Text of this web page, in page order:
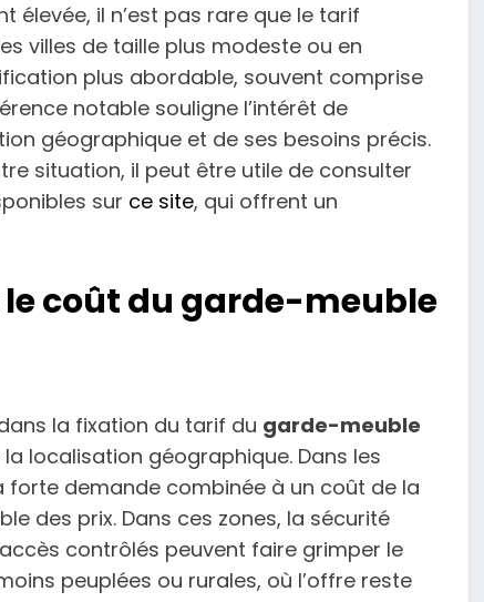
il n’est pas rare que le tarif
villes de taille plus modeste ou en
plus abordable, souvent comprise
notable souligne l’intérêt de
géographique et de ses besoins précis.
situation, il peut être utile de consulter
sur ce site, qui offrent un
coût du garde-meuble
la fixation du tarif du garde-meuble
localisation géographique. Dans les
forte demande combinée à un coût de la
des prix. Dans ces zones, la sécurité
contrôlés peuvent faire grimper le
peuplées ou rurales, où l’offre reste